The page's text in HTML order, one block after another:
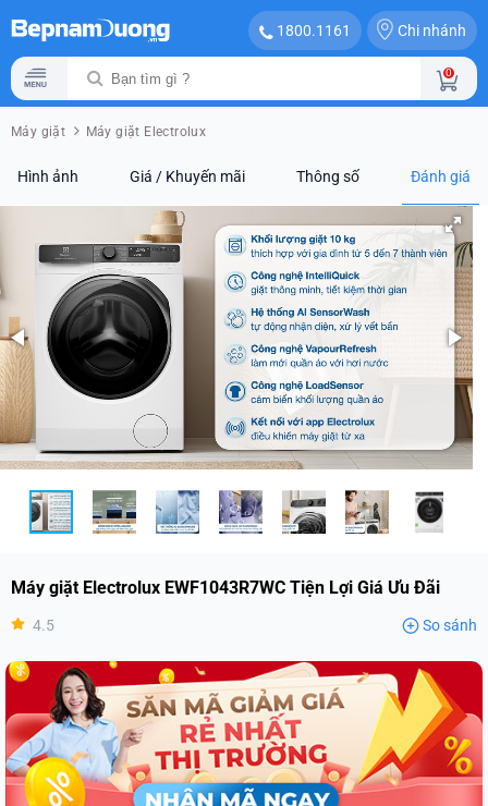
1800.1161 Chi nhánh
0
Máy giặt Máy giặt Electrolux
Hình ảnh Giá / Khuyến mãi Thông số Đánh giá
Máy giặt Electrolux EWF1043R7WC Tiện Lợi Giá Ưu Đãi
4.5 So sánh